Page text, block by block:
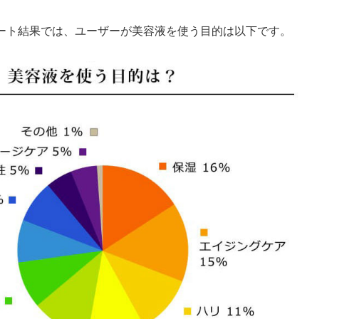
ト結果では、ユーザーが美容液を使う目的は以下です。